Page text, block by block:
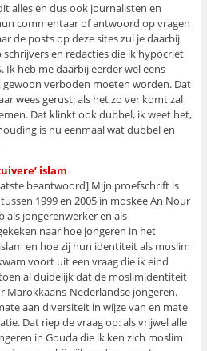
alles en dus ook journalisten en
commentaar of antwoord op vragen
de posts op deze sites zul je daarbij
en redacties die ik hypocriet
Ik heb me daarbij eerder wel eens
gewoon verboden moeten worden. Dat
wees gerust: als het zo ver komt zal
Dat klinkt ook dubbel, ik weet het,
is nu eenmaal wat dubbel en
islam
beantwoord] Mijn proefschrift is
1999 en 2005 in moskee An Nour
als jongerenwerker en als
naar hoe jongeren in het
en hoe zij hun identiteit als moslim
voort uit een vraag die ik eind
al duidelijk dat de moslimidentiteit
Marokkaans-Nederlandse jongeren.
aan diversiteit in wijze van en mate
Dat riep de vraag op: als vrijwel alle
in Gouda die ik ken zich moslim